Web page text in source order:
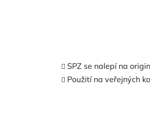
SPZ se nalepí na
Použití na veřejných